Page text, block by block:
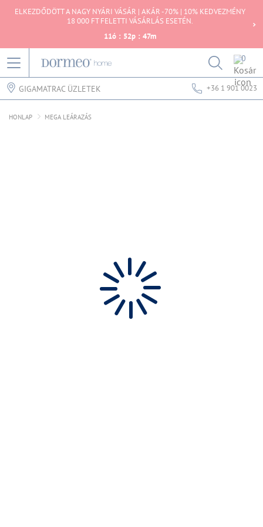
ELKEZDŐDÖTT A NAGY NYÁRI VÁSÁR | AKÁR -70% | 10% KEDVEZMÉNY
18 000 FT FELETTI VÁSÁRLÁS ESETÉN.
11ó : 52p : 47m
0
GIGAMATRAC ÜZLETEK +36 1 901 0023
HONLAP MEGA LEÁRAZÁS